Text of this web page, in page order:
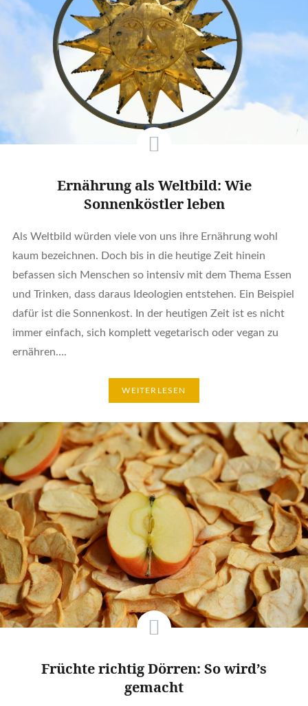
Ernährung als Weltbild: Wie
Sonnenköstler leben
Als Weltbild würden viele von uns ihre Ernährung wohl
kaum bezeichnen. Doch bis in die heutige Zeit hinein
befassen sich Menschen so intensiv mit dem Thema Essen
und Trinken, dass daraus Ideologien entstehen. Ein Beispiel
dafür ist die Sonnenkost. In der heutigen Zeit ist es nicht
immer einfach, sich komplett vegetarisch oder vegan zu
ernähren….
WEITERLESEN
Früchte richtig Dörren: So wird’s
gemacht